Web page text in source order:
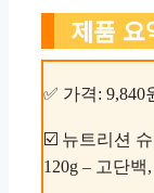
제품 요
✅ 가격: 9,840
☑️ 뉴트리션
120g – 고단백